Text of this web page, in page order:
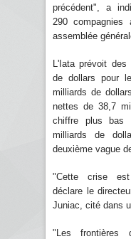
précédent", a
290 compagnies
assemblée
L'Iata prévoit des
de dollars pour
milliards de
nettes de 38,7
chiffre plus bas
milliards de
deuxième vague
"Cette crise est
déclare le
Juniac, cité dans
"Les frontières